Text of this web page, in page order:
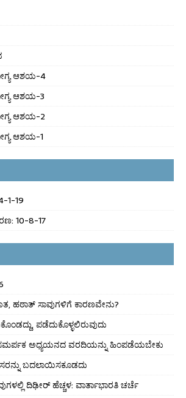
ಆಶಯ-4
ಆಶಯ-3
ಆಶಯ-2
ಆಶಯ-1
1-19
10-8-17
ಹಠಾತ್ ಸಾವುಗಳಿಗೆ ಕಾರಣವೇನು?
ಪಡೆದುಕೊಳ್ಳಲಿರುವುದು
ಅಧ್ಯಯನದ ವರದಿಯನ್ನು ಹಿಂಪಡೆಯಬೇಕು
ಬದಲಾಯಿಸಕೂಡದು
ದಿಢೀರ್ ಹೆಚ್ಚಳ: ವಾರ್ತಾಭಾರತಿ ಚರ್ಚೆ